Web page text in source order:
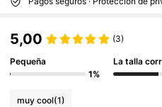
5,00 (3)
Pequeña
1%
La talla
muy cool(1)